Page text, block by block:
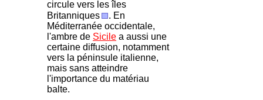
circule vers les îles
Britanniques
. En
Méditerranée occidentale,
l'ambre de Sicile a aussi une
certaine diffusion, notamment
vers la péninsule italienne,
mais sans atteindre
l'importance du matériau
balte.